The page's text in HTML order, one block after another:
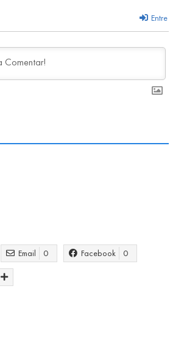
Entre
Email 0 Facebook 0